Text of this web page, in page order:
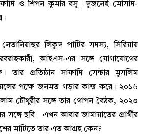
ও শিপন কুমার বসু—দুজনেই মোসাদ-
লিকুদ পার্টির সদস্য, সিরিয়ায়
সরবরাহকারী, আইএস-এর সঙ্গে যোগাযোগের
তার প্রতিষ্ঠান সাফাদি সেন্টার মুসলিম
পক্ষে জনমত গড়ার কাজ করে। ২০১৬
চৌধুরীর সঙ্গে তার গোপন বৈঠক, ২০২৩
ছবি—এখন আবার জামায়াতের প্রার্থীর
মাটিতে তার এত আগ্রহ কেন?